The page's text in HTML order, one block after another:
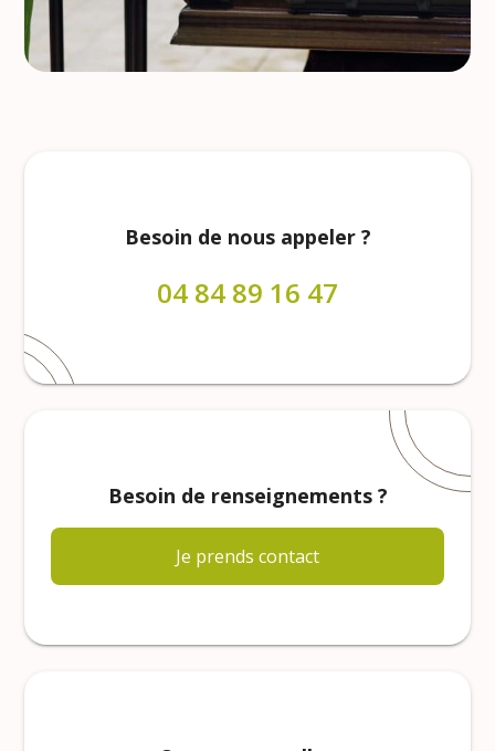
Besoin de nous appeler ?
04 84 89 16 47
Besoin de renseignements ?
Je prends contact